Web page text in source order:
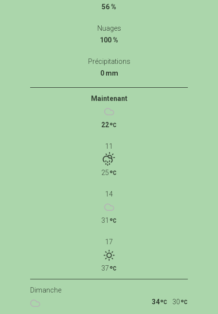
56 %
Nuages
100 %
Précipitations
0 mm
Maintenant
22
11
25
14
31
17
37
Dimanche
30
34